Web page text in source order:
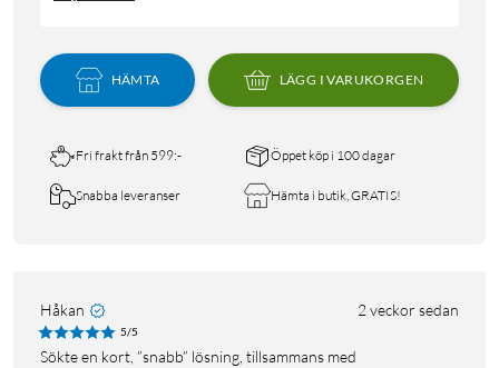
HÄMTA LÄGG I VARUKORGEN
Fri frakt från 599:- Öppet köp i 100 dagar
Snabba leveranser Hämta i butik, GRATIS!
Håkan 2 veckor sedan
5/5
Sökte en kort, ”snabb” lösning, tillsammans med